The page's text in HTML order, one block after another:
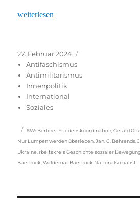
„Kriegsmüdigkeit ohne Aufstand für
weiterlesen
Veröffentlicht
am
27. Februar 2024
Antifaschismus
Antimilitarismus
Innenpolitik
International
Soziales
Schlagwörter
SW: Berliner Friedenskoordination ,Gerald
Nur Lumpen werden überleben ,Jan. C. Behrends ,
Ukraine rbeitskreis Geschichte sozialer
Baerbock ,Waldemar Baerbock Nationalsozialist